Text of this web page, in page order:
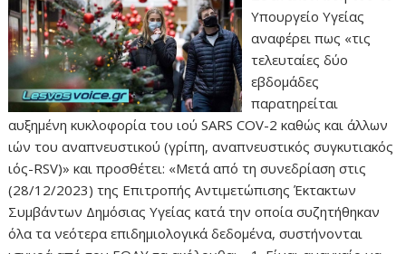
Υπουργείο Υγείας
αναφέρει πως «τις
τελευταίες δύο
εβδομάδες
παρατηρείται
αυξημένη κυκλοφορία του ιού SARS COV-2 καθώς και άλλων
ιών του αναπνευστικού (γρίπη, αναπνευστικός συγκυτιακός
ιός-RSV)» και προσθέτει: «Μετά από τη συνεδρίαση στις
(28/12/2023) της Επιτροπής Αντιμετώπισης Έκτακτων
Συμβάντων Δημόσιας Υγείας κατά την οποία συζητήθηκαν
όλα τα νεότερα επιδημιολογικά δεδομένα, συστήνονται